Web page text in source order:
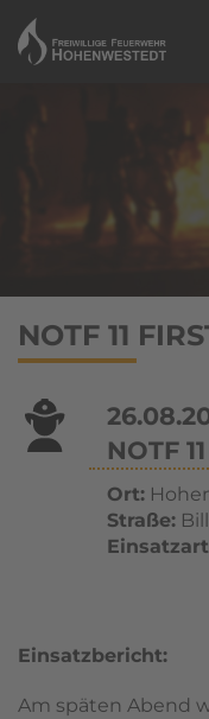
NOTF 11
NOTF
Ort:
Straße:
Einsatzbericht:
Am späten Abend